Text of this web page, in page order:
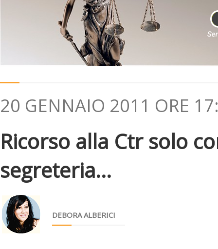
20 GENNAIO 2011 ORE
Ricorso alla Ctr solo
segreteria...
DEBORA ALBERICI